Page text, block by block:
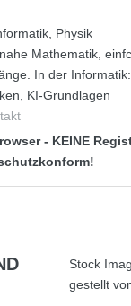
Physik
Mathematik,
In der
KI-Grundlagen
- KEINE
Stock
gestellt